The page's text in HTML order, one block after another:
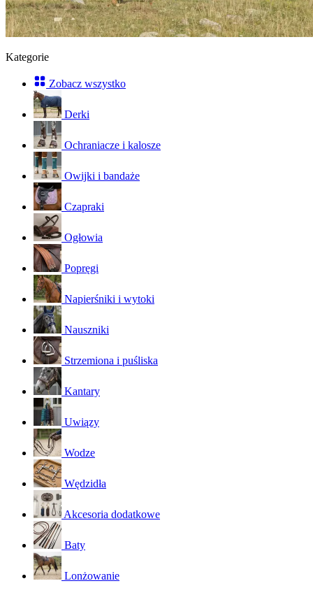
Kategorie
Zobacz wszystko
Derki
Ochraniacze i kalosze
Owijki i bandaże
Czapraki
Ogłowia
Popręgi
Napierśniki i wytoki
Nauszniki
Strzemiona i puśliska
Kantary
Uwiązy
Wodze
Wędzidła
Akcesoria dodatkowe
Baty
Lonżowanie